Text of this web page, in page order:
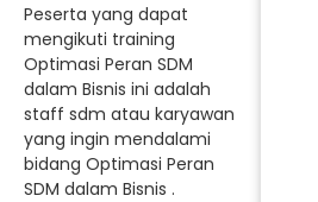
Peserta yang dapat
mengikuti training
Optimasi Peran SDM
dalam Bisnis ini adalah
staff sdm atau karyawan
yang ingin mendalami
bidang Optimasi Peran
SDM dalam Bisnis .